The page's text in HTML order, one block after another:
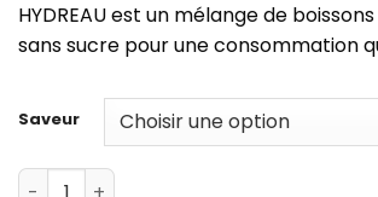
HYDREAU est un mélange de
sans sucre pour une consommation
Saveur
quantité de Hydreau - Sports Hydration